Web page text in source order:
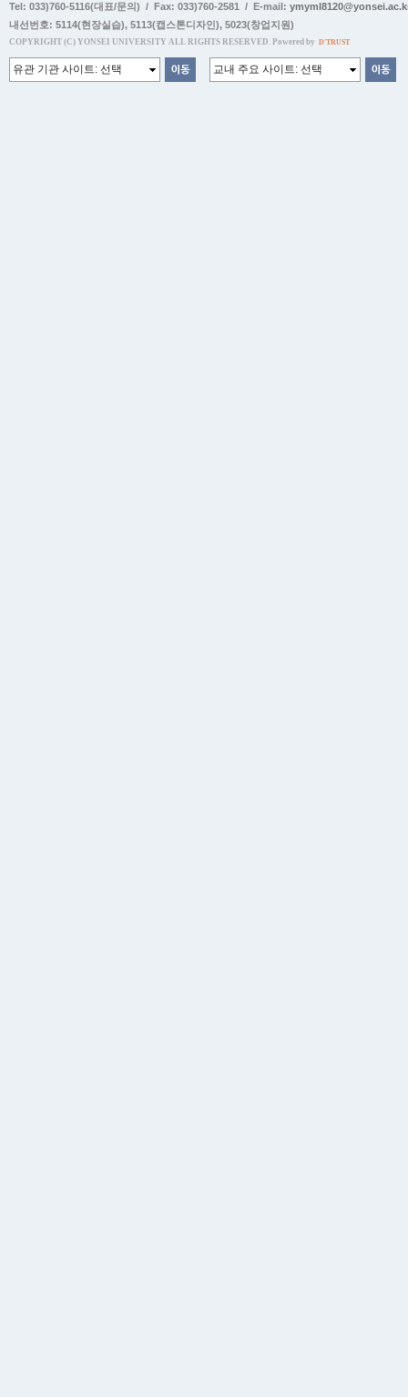
Tel: 033)760-5116(대표/문의) / Fax: 033)760-2581 / E-mail:
내선번호: 5114(현장실습), 5113(캡스톤디자인), 5023(창업지원)
COPYRIGHT (C) YONSEI UNIVERSITY ALL RIGHTS RESERVED. Powered by D'TRUST